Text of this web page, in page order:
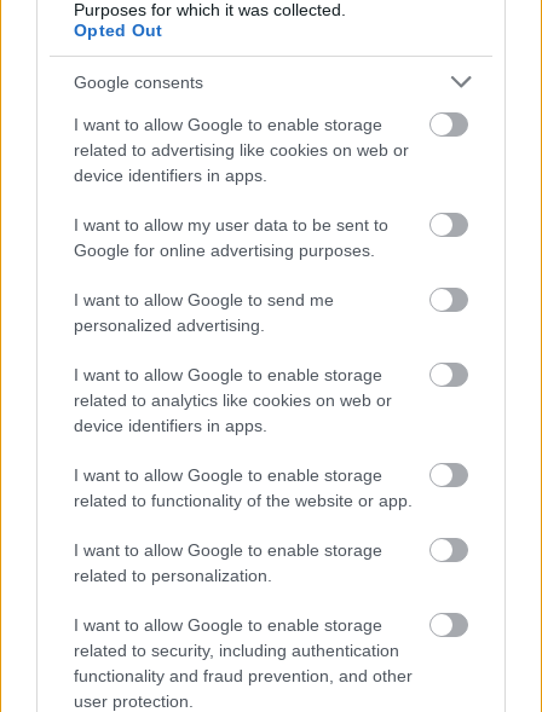
Purposes for which it was collected.
Opted Out
Google consents
I want to allow Google to enable storage
related to advertising like cookies on web or
device identifiers in apps.
I want to allow my user data to be sent to
Google for online advertising purposes.
I want to allow Google to send me
personalized advertising.
I want to allow Google to enable storage
related to analytics like cookies on web or
device identifiers in apps.
I want to allow Google to enable storage
related to functionality of the website or app.
I want to allow Google to enable storage
related to personalization.
I want to allow Google to enable storage
related to security, including authentication
functionality and fraud prevention, and other
user protection.
Ένα από τα σημαντικότερα πλεονεκτήματα του
θάλασσα. Η παραλία Πυργάκι βρίσκεται κυριολεκτικά
λίγα βήματα από τη βίλα, όπου διατίθεται ιδιωτικό
ηλιόλουστο deck. Για όσους αγαπούν τη δραστηριότητα
ακόμα και στις διακοπές, οι επιλογές είναι πολλές. Η
βίλα διαθέτει φωτιζόμενο γήπεδο τένις με αποδυτήρια,
γήπεδο μπάσκετ, πλήρως εξοπλισμένο γυμναστήριο,
καθώς και αίθουσα παιχνιδιών με δύο μπιλιάρδα και
πινγκ πονγκ. Ξεχωριστή πινελιά αποτελεί και το
παραδοσιακό εκκλησάκι που βρίσκεται μέσα στο κτήμα,